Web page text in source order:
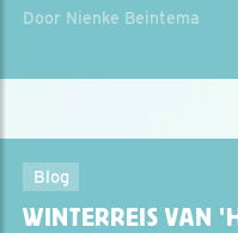
Door Nienke Beintema
Blog
WINTERREIS VAN